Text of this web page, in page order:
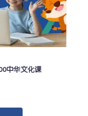
中华文化课